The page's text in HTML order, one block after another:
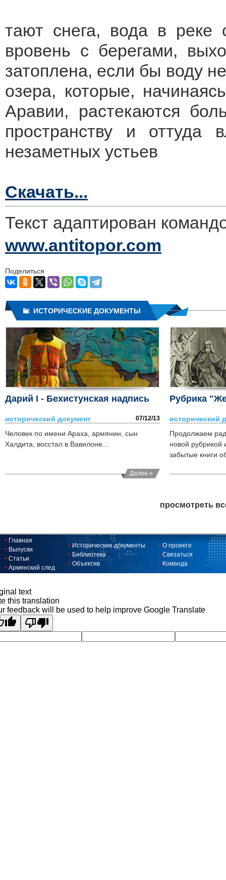
тают снега, вода в реке
вровень с берегами,
затоплена, если бы воду
озера, которые,
Аравии, растекаются
пространству и оттуда
незаметных устьев
Скачать...
Текст адаптирован
www.antitopor.com
Поделиться
ИСТОРИЧЕСКИЕ ДОКУМЕНТЫ
Дарий I - Бехистунская надпись
исторический документ 07/12/13
Человек по имени Араха, армянин, сын
Халдита, восстал в Вавилоне...
Далее »
Рубрика
исторический
Продолжаем
новой рубрикой
забытые книги
просмотреть
Главная
Выпуски
Статьи
Армянский след
Исторические документы
Библиотека
Объектив
О проекте
Связаться
Команда
text
this translation
feedback will be used to help improve Google Translate